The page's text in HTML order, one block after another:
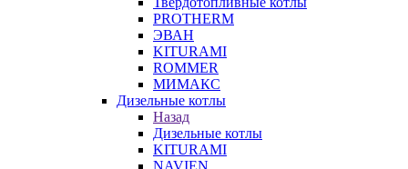
PROTHERM
ЭВАН
KITURAMI
ROMMER
МИМАКС
Дизельные котлы
Назад
Дизельные котлы
KITURAMI
NAVIEN